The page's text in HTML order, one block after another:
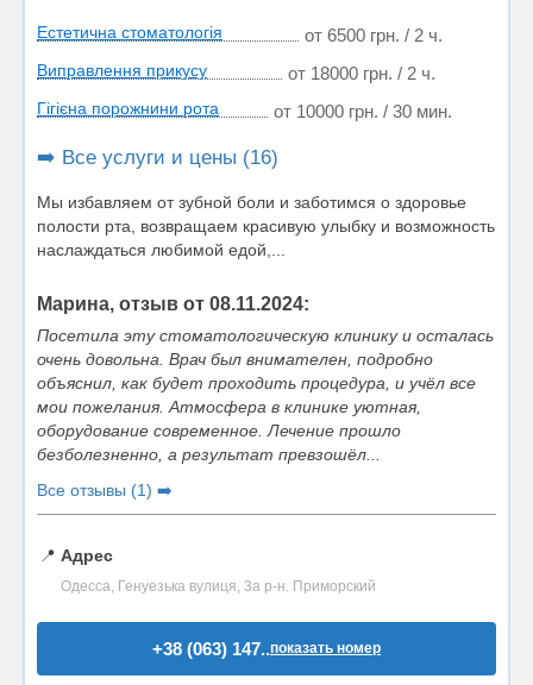
Естетична стоматологія от 6500 грн. / 2 ч.
Виправлення прикусу от 18000 грн. / 2 ч.
Гігієна порожнини рота от 10000 грн. / 30 мин.
➡️ Все услуги и цены (16)
Мы избавляем от зубной боли и заботимся о здоровье
полости рта, возвращаем красивую улыбку и возможность
наслаждаться любимой едой,...
Марина, отзыв от 08.11.2024:
Посетила эту стоматологическую клинику и осталась
очень довольна. Врач был внимателен, подробно
объяснил, как будет проходить процедура, и учёл все
мои пожелания. Атмосфера в клинике уютная,
оборудование современное. Лечение прошло
безболезненно, а результат превзошёл...
Все отзывы (1) ➡️
📍 Адрес
Одесса, Генуезька вулиця, 3а р-н. Приморский
+38 (063) 147..показать номер